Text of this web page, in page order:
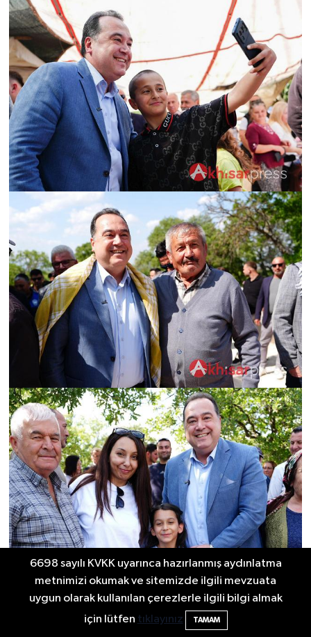
6698 sayılı KVKK uyarınca hazırlanmış aydınlatma
metnimizi okumak ve sitemizde ilgili mevzuata
uygun olarak kullanılan çerezlerle ilgili bilgi almak
için lütfen tıklayınız TAMAM